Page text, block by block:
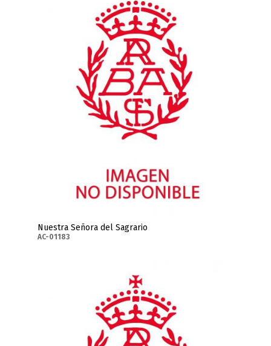
Nuestra Señora del Sagrario
AC-01183